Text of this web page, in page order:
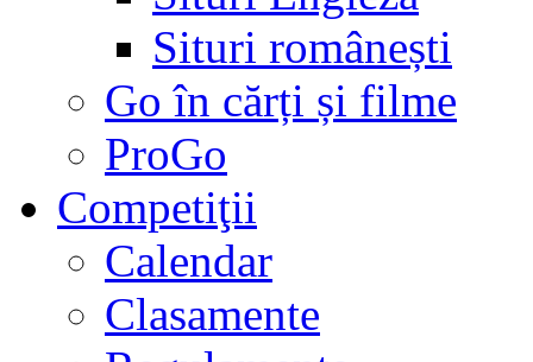
Situri românești
Go în cărți și filme
ProGo
Competiţii
Calendar
Clasamente